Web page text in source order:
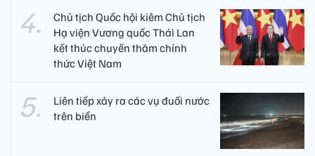
Chủ tịch Quốc hội kiêm Chủ tịch
Hạ viện Vương quốc Thái Lan
kết thúc chuyến thăm chính
thức Việt Nam
Liên tiếp xảy ra các vụ đuối nước
trên biển